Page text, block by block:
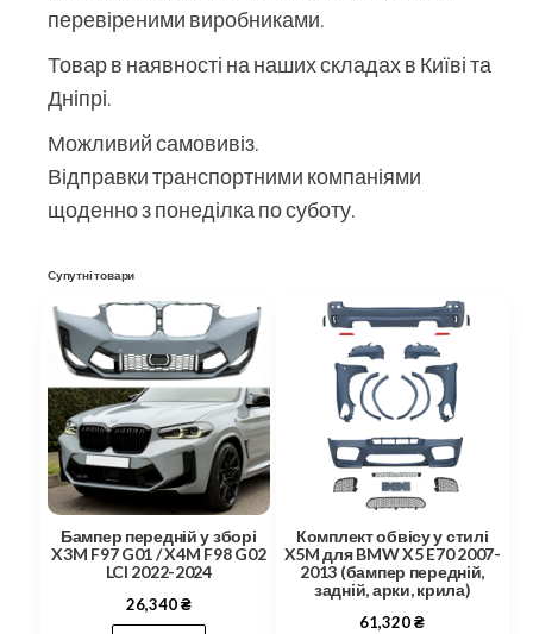
перевіреними виробниками.
Товар в наявності на наших складах в Київі та
Дніпрі.
Можливий самовивіз.
Відправки транспортними компаніями
щоденно з понеділка по суботу.
Супутні товари
Бампер передній у зборі
X3M F97 G01 / X4M F98 G02
LCI 2022-2024
26,340₴
Комплект обвісу у стилі
X5M для BMW X5 E70 2007-
2013 (бампер передній,
задній, арки, крила)
61,320₴